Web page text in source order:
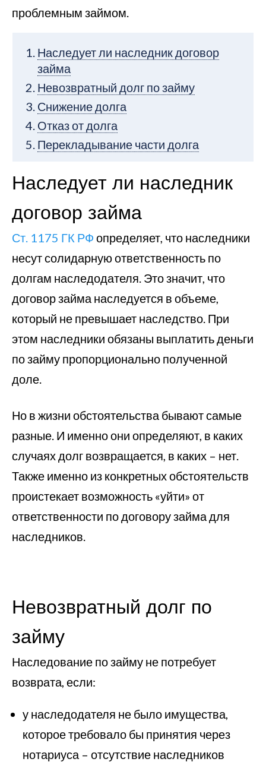
проблемным займом.
Наследует ли наследник договор
займа
Невозвратный долг по займу
Снижение долга
Отказ от долга
Перекладывание части долга
Наследует ли наследник
договор займа
Ст. 1175 ГК РФ определяет, что наследники
несут солидарную ответственность по
долгам наследодателя. Это значит, что
договор займа наследуется в объеме,
который не превышает наследство. При
этом наследники обязаны выплатить деньги
по займу пропорционально полученной
доле.
Но в жизни обстоятельства бывают самые
разные. И именно они определяют, в каких
случаях долг возвращается, в каких – нет.
Также именно из конкретных обстоятельств
проистекает возможность «уйти» от
ответственности по договору займа для
наследников.
Невозвратный долг по
займу
Наследование по займу не потребует
возврата, если:
у наследодателя не было имущества,
которое требовало бы принятия через
нотариуса – отсутствие наследников